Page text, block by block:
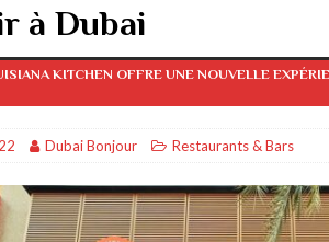
Dubai RESTAURANTS & BARS
& TOURISME
à Dubai
KITCHEN OFFRE UNE NOUVELLE
Dubai Bonjour Restaurants & Bars